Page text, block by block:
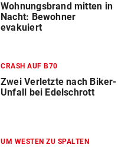
Wohnungsbrand mitten in
Nacht: Bewohner
evakuiert
CRASH AUF B70
Zwei Verletzte nach Biker-
Unfall bei Edelschrott
UM WESTEN ZU SPALTEN